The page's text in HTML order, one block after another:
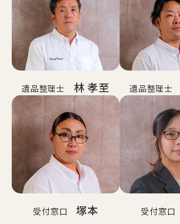
遺品整理士 林 孝至 遺品整理士
受付窓口塚本 受付窓口